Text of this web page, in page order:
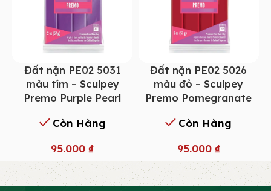
Đất nặn PE02 5031
màu tím – Sculpey
Premo Purple Pearl
Còn Hàng
95.000 ₫
Đất nặn PE02 5026
màu đỏ – Sculpey
Premo Pomegranate
Còn Hàng
95.000 ₫